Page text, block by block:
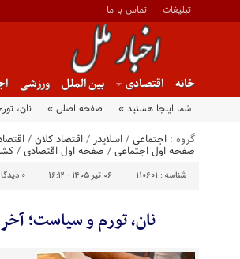
تبلیغات تماس با ما
خانه اقتصادی بین الملل ورزشی
شما اینجا هستید » صفحه اصلی » نان،
گروه : اجتماعی/اسلایدر/اقتصاد کلان/
صفحه اول اجتماعی/ صفحه اول اقتصادی/
شناسه : 110601 ۰۶ تیر ۱۴۰۵ - ۱۶:۱۲ 0
نان، تورم و سیاست؛